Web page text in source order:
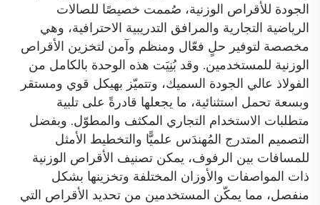
الجودة للأقراص الوزنية، صُممت خصيصًا للصالات
الرياضية التجارية والمرافق التدريبية الاحترافية، وهي
مخصصة لتوفير حلٍ فعّال ومنظم وآمن لتخزين الأقراص
الوزنية للمستخدمين. وقد بُنِيَت هذه الوحدة بالكامل من
الفولاذ عالي الجودة السميك، وتتميّز بهيكل قوي ومستقر
وبسعة تحمل استثنائية، ما يجعلها قادرةً على تلبية
متطلبات الاستخدام التجاري المكثف والمطوّل. وبفضل
التصميم المتدرج المُهندَس علميًّا والتخطيط الأمثل
للمسافات بين الرفوف، يمكن تصنيف الأقراص الوزنية
ذات المواصفات والأوزان المختلفة وتخزينها بشكل
منفصل، مما يمكّن المستخدمين من تحديد الأقراص التي